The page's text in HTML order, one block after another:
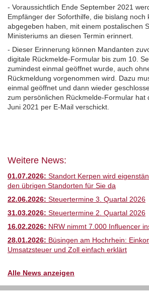
- Voraussichtlich Ende September 2021
Empfänger der Soforthilfe, die bislang noch
abgegeben haben, mit einem postalischen
Ministeriums an diesen Termin erinnert.
- Dieser Erinnerung können Mandanten
digitale Rückmelde-Formular bis zum 10.
zumindest einmal geöffnet wurde, auch
Rückmeldung vorgenommen wird. Dazu
einmal geöffnet und dann wieder
zum persönlichen Rückmelde-Formular hat
Juni 2021 per E-Mail verschickt.
Weitere News:
01.07.2026: Standort Kerpen wird
den übrigen Standorten für Sie da
22.06.2026: Steuertermine 3. Quartal 2026
31.03.2026: Steuertermine 2. Quartal 2026
16.02.2026: NRW nimmt 7.000 Influencer
28.01.2026: Büsingen am Hochrhein:
Umsatzsteuer und Zoll einfach erklärt
Alle News anzeigen